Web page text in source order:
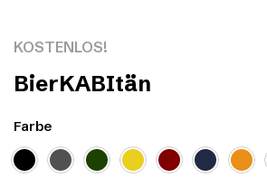
KOSTENLOS!
BierKABItän
Farbe